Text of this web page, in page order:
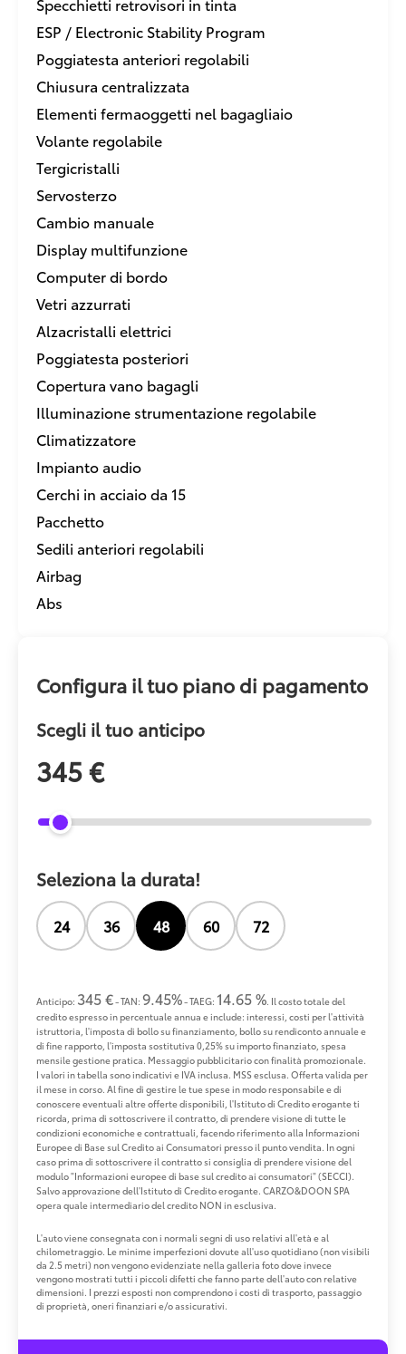
ESP / Electronic Stability Program
Poggiatesta anteriori regolabili
Chiusura centralizzata
Elementi fermaoggetti nel bagagliaio
Volante regolabile
Tergicristalli
Servosterzo
Cambio manuale
Display multifunzione
Computer di bordo
Vetri azzurrati
Alzacristalli elettrici
Poggiatesta posteriori
Copertura vano bagagli
Illuminazione strumentazione regolabile
Climatizzatore
Impianto audio
Cerchi in acciaio da 15
Pacchetto
Sedili anteriori regolabili
Airbag
Abs
Configura il tuo piano di pagamento
Scegli il tuo anticipo
345 €
Seleziona la durata!
24 36 48 60 72
Anticipo: 345 €- TAN: 9.45%- TAEG: 14.65 %. Il costo totale del
credito espresso in percentuale annua e include: interessi, costi per l'attività
istruttoria, l'imposta di bollo su finanziamento, bollo su rendiconto annuale e
di fine rapporto, l'imposta sostitutiva 0,25% su importo finanziato, spesa
mensile gestione pratica. Messaggio pubblicitario con finalità promozionale.
I valori in tabella sono indicativi e IVA inclusa. MSS esclusa. Offerta valida per
il mese in corso. Al fine di gestire le tue spese in modo responsabile e di
conoscere eventuali altre offerte disponibili, l'Istituto di Credito erogante ti
ricorda, prima di sottoscrivere il contratto, di prendere visione di tutte le
condizioni economiche e contrattuali, facendo riferimento alla Informazioni
Europee di Base sul Credito ai Consumatori presso il punto vendita. In ogni
caso prima di sottoscrivere il contratto si consiglia di prendere visione del
modulo "Informazioni europee di base sul credito ai consumatori" (SECCI).
Salvo approvazione dell'Istituto di Credito erogante. CARZO&DOON SPA
opera quale intermediario del credito NON in esclusiva.
L'auto viene consegnata con i normali segni di uso relativi all'età e al
chilometraggio. Le minime imperfezioni dovute all'uso quotidiano (non visibili
da 2.5 metri) non vengono evidenziate nella galleria foto dove invece
vengono mostrati tutti i piccoli difetti che fanno parte dell'auto con relative
dimensioni. I prezzi esposti non comprendono i costi di trasporto, passaggio
di proprietà, oneri finanziari e/o assicurativi.